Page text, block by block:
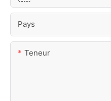
Pays
Teneur